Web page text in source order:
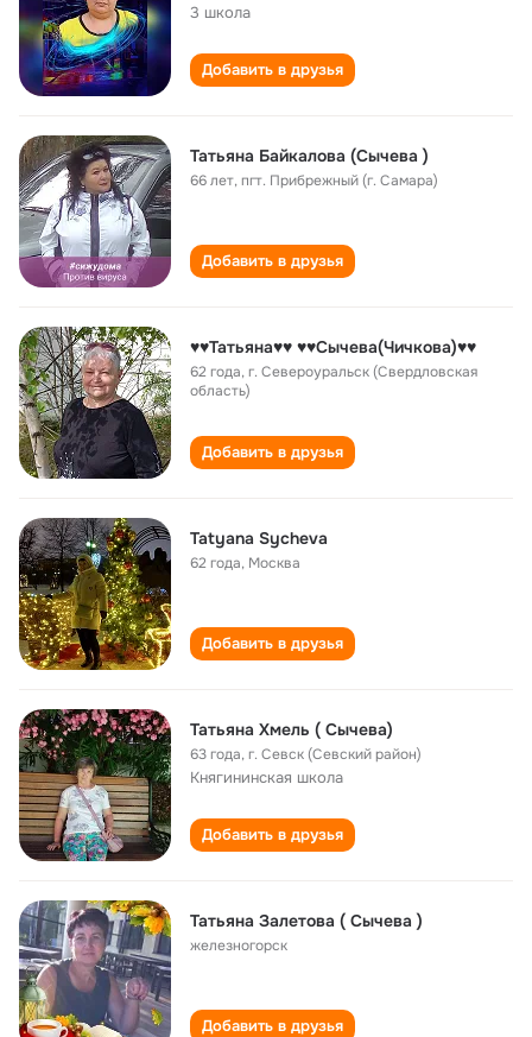
3 школа
Добавить в друзья
Татьяна Байкалова (Сычева )
66 лет,пгт. Прибрежный (г. Самара)
Добавить в друзья
♥♥Татьяна♥♥ ♥♥Сычева(Чичкова)♥♥
62 года,г. Североуральск (Свердловская
область)
Добавить в друзья
Tatyana Sycheva
62 года, Москва
Добавить в друзья
Татьяна Хмель ( Сычева)
63 года,г. Севск (Севский район)
Княгининская школа
Добавить в друзья
Татьяна Залетова ( Сычева )
железногорск
Добавить в друзья